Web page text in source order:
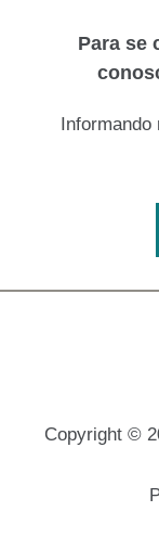
Para se
Informando
Copyright ©